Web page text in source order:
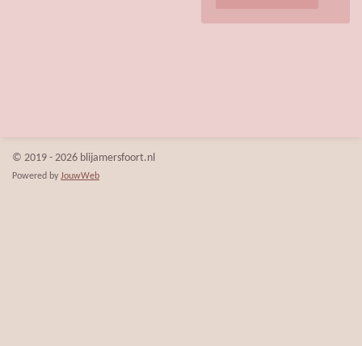
© 2019 - 2026 blijamersfoort.nl
Powered by JouwWeb